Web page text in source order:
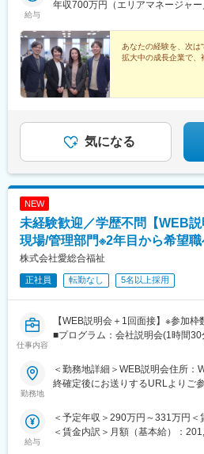
ことも可能です。また社宅の利用
が対象※現在お住まいの地域又はジ
上決定《配属事業部について》障
護」と「グループホーム」、高齢
展開しています。配属に関しては
の事業部を決定。あなたの適性や
なる点はご相談ください。☆引越
あり（無料）
給与
年収700万円（エリアマネージャー
あなたの経験を、次は
拡大中の成長企業で、
気になる
NEW
未経験歓迎／学歴不問【WEB
現場/管理部門※2年目から希望
株式会社愛総合福祉
正社員 転勤なし 5名以上採用
仕事内容
【WEB説明会＋1回面接】※参加
■プログラム：会社説明会(1時間
て構いません。（後日の面接調整
■補足：本求人に応募後、選考会予
す
■日時：月・木／13:30～15:00
勤務地
＜勤務地詳細＞WEB説明会住所：
終確定後にお送りするURLよりご
給与
＜予定年収＞290万円～331万円
＜賃金内訳＞月額（基本給）：